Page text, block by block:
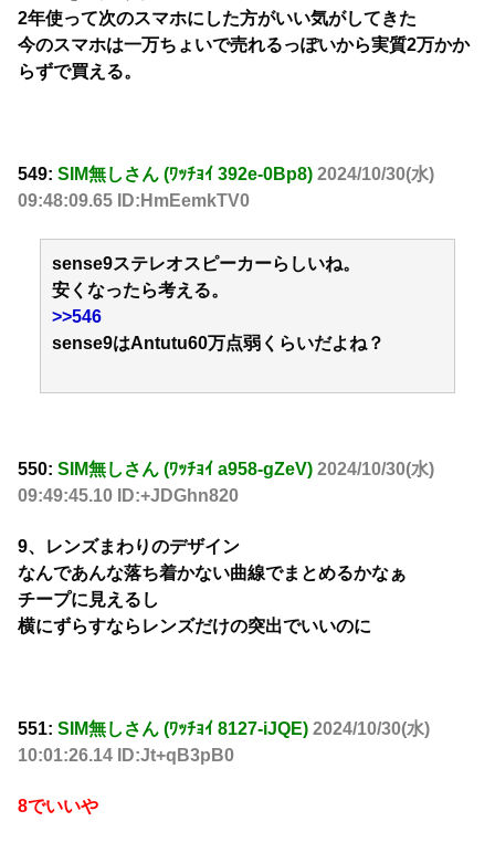
2年使って次のスマホにした方がいい気がしてきた
今のスマホは一万ちょいで売れるっぽいから実質2万かか
らずで買える。
549: SIM無しさん (ﾜｯﾁｮｲ 392e-0Bp8) 2024/10/30(水)
09:48:09.65 ID:HmEemkTV0
sense9ステレオスピーカーらしいね。
安くなったら考える。
>>546
sense9はAntutu60万点弱くらいだよね？
550: SIM無しさん (ﾜｯﾁｮｲ a958-gZeV) 2024/10/30(水)
09:49:45.10 ID:+JDGhn820
9、レンズまわりのデザイン
なんであんな落ち着かない曲線でまとめるかなぁ
チープに見えるし
横にずらすならレンズだけの突出でいいのに
551: SIM無しさん (ﾜｯﾁｮｲ 8127-iJQE) 2024/10/30(水)
10:01:26.14 ID:Jt+qB3pB0
8でいいや